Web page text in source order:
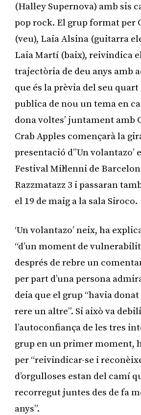
(Halley Supernova) amb sis
pop rock. El grup format per
(veu), Laia Alsina (guitarra
Laia Martí (baix), reivindica
trajectòria de deu anys amb
que és la prèvia del seu
publica de nou un tema en
dona voltes’ juntament amb
Crab Apples començarà la
presentació d’’Un volantazo’
Festival Mil·lenni de
Razzmatazz 3 i passaran
el 19 de maig a la sala Siroco.
‘Un volantazo’ neix, ha
“d’un moment de
després de rebre un
per part d’una persona
deia que el grup “havia donat
rere un altre”. Si això va
l’autoconfiança de les tres
grup en un primer moment,
per “reivindicar-se i
d’orgulloses estan del camí
recorregut juntes des de fa
anys”.